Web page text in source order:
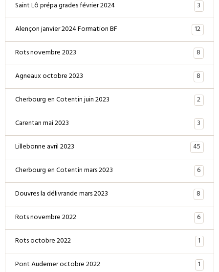
Saint Lô prépa grades février 2024
3
Alençon janvier 2024 Formation BF
12
Rots novembre 2023
8
Agneaux octobre 2023
8
Cherbourg en Cotentin juin 2023
2
Carentan mai 2023
3
Lillebonne avril 2023
45
Cherbourg en Cotentin mars 2023
6
Douvres la délivrande mars 2023
8
Rots novembre 2022
6
Rots octobre 2022
1
Pont Audemer octobre 2022
1